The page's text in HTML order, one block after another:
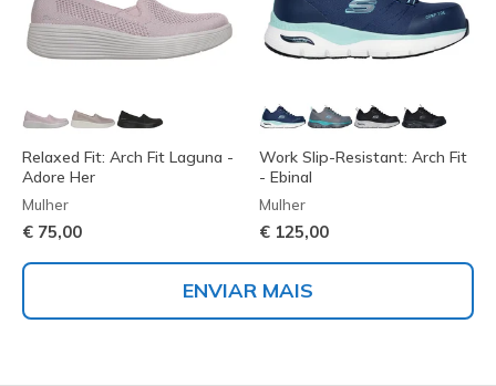
Relaxed Fit: Arch Fit Laguna -
Adore Her
Mulher
€ 75,00
Work Slip-Resistant: Arch Fit
- Ebinal
Mulher
€ 125,00
ENVIAR MAIS